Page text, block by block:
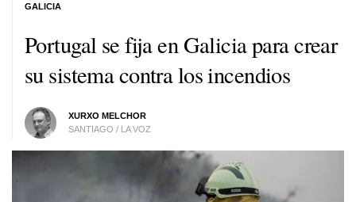
Portugal se fija en Galicia para crear
su sistema contra los incendios
XURXO MELCHOR
SANTIAGO / LA VOZ
GALICIA